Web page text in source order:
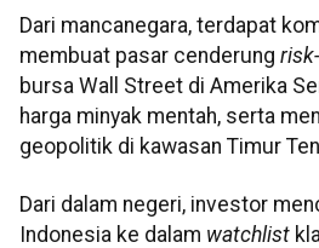
Dari mancanegara, terdapat
membuat pasar cenderung
bursa Wall Street di Amerika
harga minyak mentah, serta
geopolitik di kawasan Timur
Dari dalam negeri, investor
Indonesia ke dalam watchlist